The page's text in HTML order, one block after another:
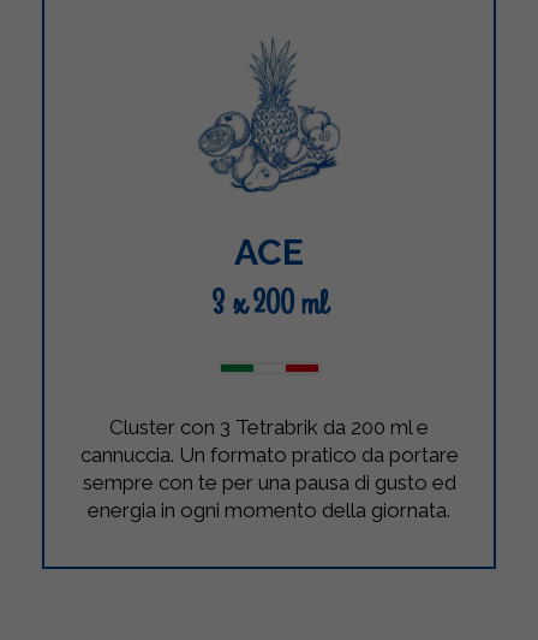
ACE
3 x 200 ml
Cluster con 3 Tetrabrik da 200 ml e
cannuccia. Un formato pratico da portare
sempre con te per una pausa di gusto ed
energia in ogni momento della giornata.